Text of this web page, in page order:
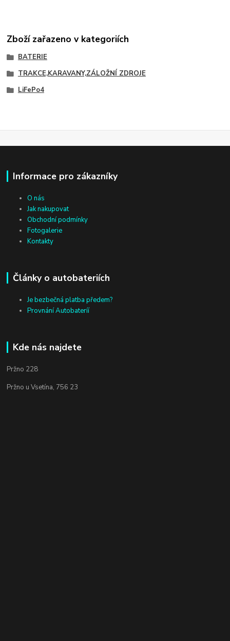
Zboží zařazeno v kategoriích
BATERIE
TRAKCE,KARAVANY,ZÁLOŽNÍ ZDROJE
LiFePo4
Informace pro zákazníky
O nás
Jak nakupovat
Obchodní podmínky
Fotogalerie
Kontakty
Články o autobateriích
Je bezbečná platba předem?
Provnání Autobateríí
Kde nás najdete
Pržno 228
Pržno u Vsetína, 756 23